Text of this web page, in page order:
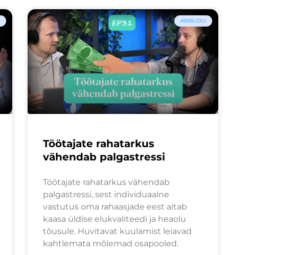
ÄRIBLOGI
Töötajate rahatarkus
vähendab palgastressi
Töötajate rahatarkus vähendab
palgastressi, sest individuaalne
vastutus oma rahaasjade eest aitab
kaasa üldise elukvaliteedi ja heaolu
tõusule. Huvitavat kuulamist leiavad
kahtlemata mõlemad osapooled.